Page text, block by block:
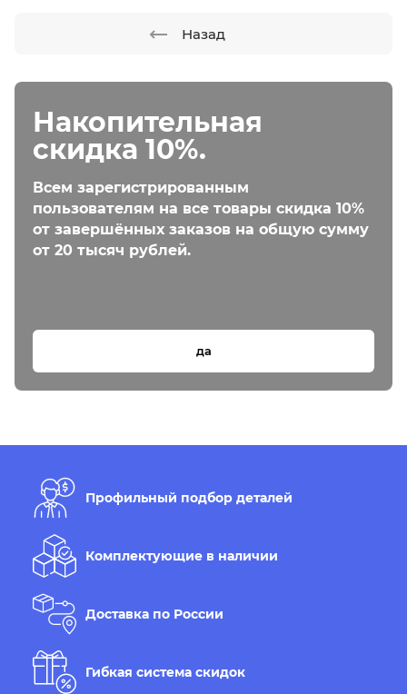
Накопительная
скидка 10%.
Всем зарегистрированным
пользователям на все товары скидка 10%
от завершённых заказов на общую сумму
от 20 тысяч рублей.
да
Назад
Профильный подбор деталей
Комплектующие в наличии
Доставка по России
Гибкая система скидок